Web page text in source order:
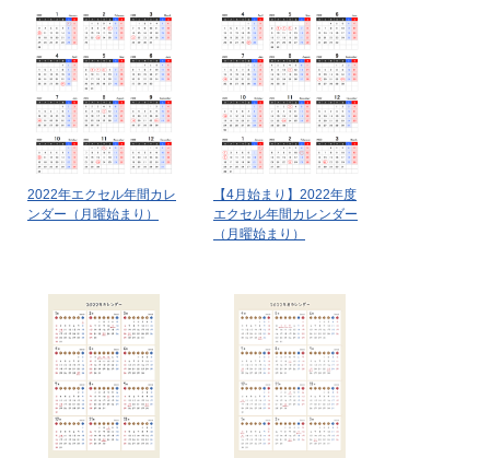
2022年エクセル年間カレ
ンダー（月曜始まり）
【4月始まり】2022年度
エクセル年間カレンダー
（月曜始まり）